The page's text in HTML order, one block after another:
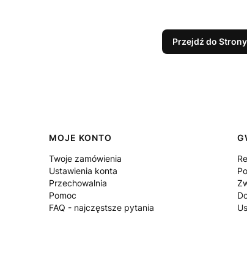
Przejdź do
MOJE KONTO
Twoje zamówienia
Ustawienia konta
Przechowalnia
Pomoc
FAQ - najczęstsze pytania